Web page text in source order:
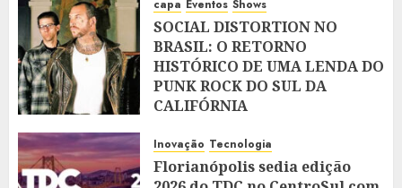
capa Eventos Shows
SOCIAL DISTORTION NO
BRASIL: O RETORNO
HISTÓRICO DE UMA LENDA DO
PUNK ROCK DO SUL DA
CALIFÓRNIA
Inovação Tecnologia
Florianópolis sedia edição